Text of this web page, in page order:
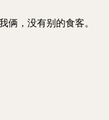
俩，没有别的食客。